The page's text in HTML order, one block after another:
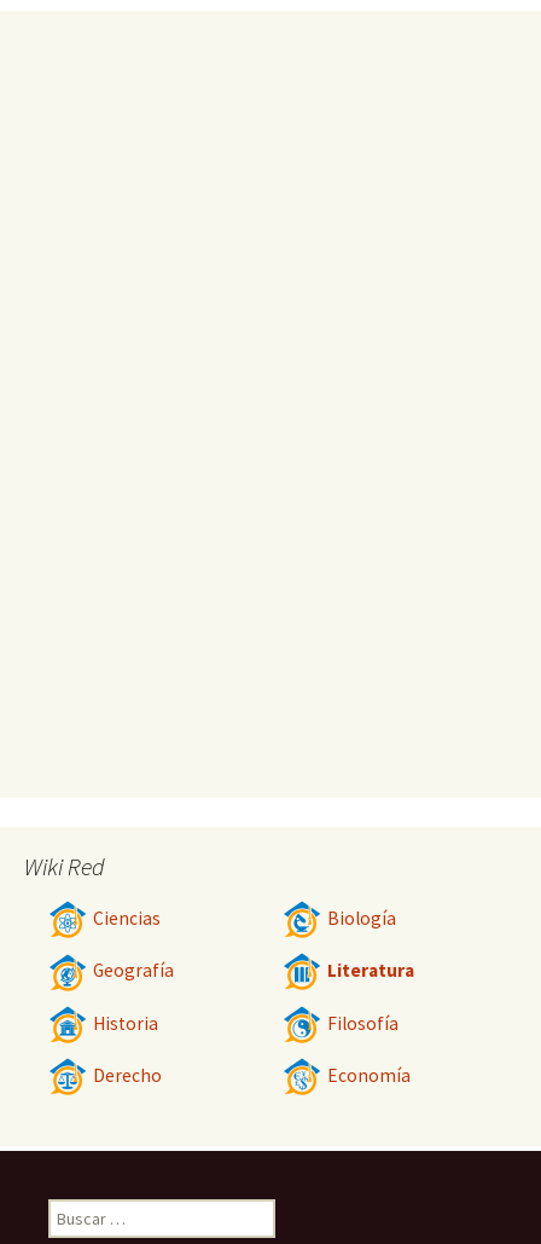
Wiki Red
Ciencias Biología
Geografía Literatura
Historia Filosofía
Derecho Economía
Buscar: